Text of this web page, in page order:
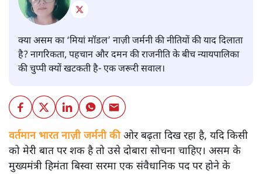
क्या असम का ‘मियां मॉडल’ नाज़ी जर्मनी की नीतियों की याद दिलाता
है? नागरिकता, पहचान और दमन की राजनीति के बीच न्यायपालिका
की चुप्पी क्यों खटकती है- एक जरूरी सवाल।
वर्तमान भारत नाज़ी जर्मनी कीओर बढ़ता दिख रहा है, यदि किसी
को मेरी बात पर शक है तो उसे दोबारा सोचना चाहिए। असम के
मुख्यमंत्री हिमंता बिस्वा सरमा एक संवैधानिक पद पर होने के